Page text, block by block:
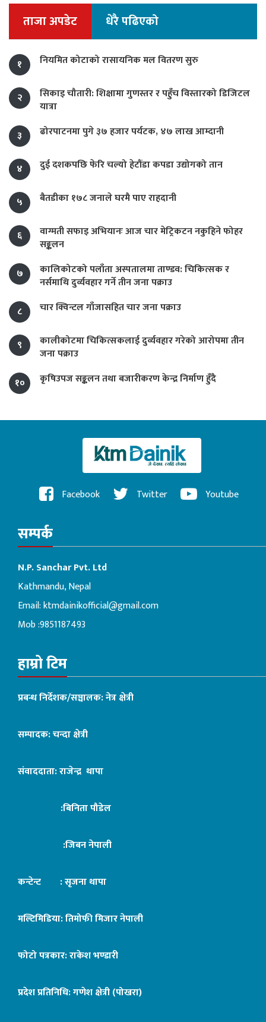
ताजा अपडेट धेरै पढिएको
१ नियमित कोटाको रासायनिक मल वितरण सुरु
२
सिकाइ चौतारी: शिक्षामा गुणस्तर र पहुँच विस्तारको डिजिटल
यात्रा
३
ढोरपाटनमा पुगे ३७ हजार पर्यटक, ४७ लाख आम्दानी
४ दुई दशकपछि फेरि चल्यो हेटौंडा कपडा उद्योगको तान
५ बैतडीका १७८ जनाले घरमै पाए राहदानी
६
वाग्मती सफाइ अभियानः आज चार मेट्रिकटन नकुहिने फोहर
सङ्कलन
७
कालिकोटको पलाँता अस्पतालमा ताण्डव: चिकित्सक र
नर्समाथि दुर्व्यवहार गर्ने तीन जना पक्राउ
८
चार क्विन्टल गाँजासहित चार जना पक्राउ
९
कालीकोटमा चिकित्सकलाई दुर्व्यवहार गरेको आरोपमा तीन
जना पक्राउ
१०
कृषिउपज सङ्कलन तथा बजारीकरण केन्द्र निर्माण हुँदै
Facebook Twitter Youtube
सम्पर्क
N.P. Sanchar Pvt. Ltd
Kathmandu, Nepal
Email:ktmdainikofficial@gmail.com
Mob :9851187493
हाम्रो टिम
प्रबन्ध निर्देशक/सञ्चालक: नेत्र क्षेत्री
सम्पादक: चन्दा क्षेत्री
संवाददाता: राजेन्द्र थापा
:बिनिता पौडेल
:जिबन नेपाली
कन्टेन्ट : सृजना थापा
मल्टिमिडिया: तिमोफी मिजार नेपाली
फोटो पत्रकार: राकेश भण्डारी
प्रदेश प्रतिनिधि: गणेश क्षेत्री (पोखरा)